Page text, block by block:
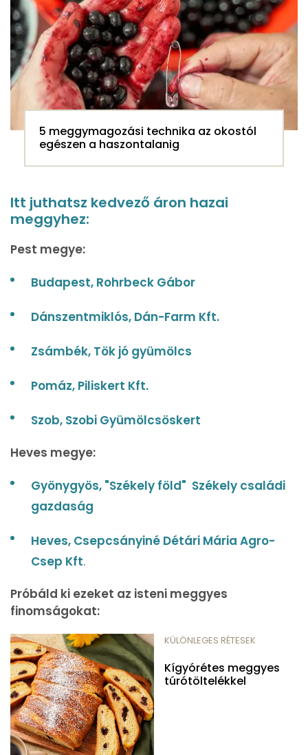
5 meggymagozási technika az okostól
egészen a haszontalanig
Itt juthatsz kedvező áron hazai
meggyhez:
Pest megye:
Budapest, Rohrbeck Gábor
Dánszentmiklós, Dán-Farm Kft.
Zsámbék, Tök jó gyümölcs
Pomáz, Piliskert Kft.
Szob, Szobi Gyümölcsöskert
Heves megye:
Gyönygyös, "Székely föld" Székely családi
gazdaság
Heves, Csepcsányiné Détári Mária Agro-
Csep Kft.
Próbáld ki ezeket az isteni meggyes
finomságokat:
KÜLÖNLEGES RÉTESEK
Kígyórétes meggyes
túrótöltelékkel